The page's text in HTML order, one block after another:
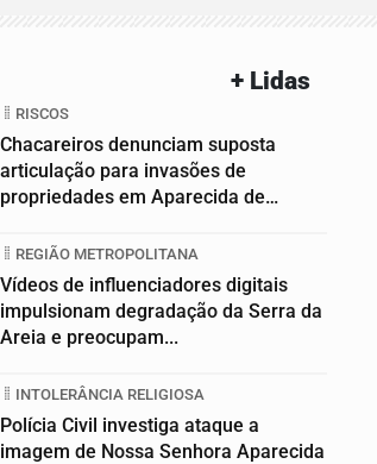
+ Lidas
RISCOS
Chacareiros denunciam suposta
articulação para invasões de
propriedades em Aparecida de
REGIÃO METROPOLITANA
Vídeos de influenciadores digitais
impulsionam degradação da Serra da
Areia e preocupam...
INTOLERÂNCIA RELIGIOSA
Polícia Civil investiga ataque a
imagem de Nossa Senhora Aparecida